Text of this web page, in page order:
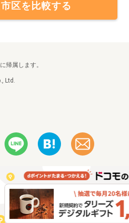
区を比較する
帰属します。
Ltd.